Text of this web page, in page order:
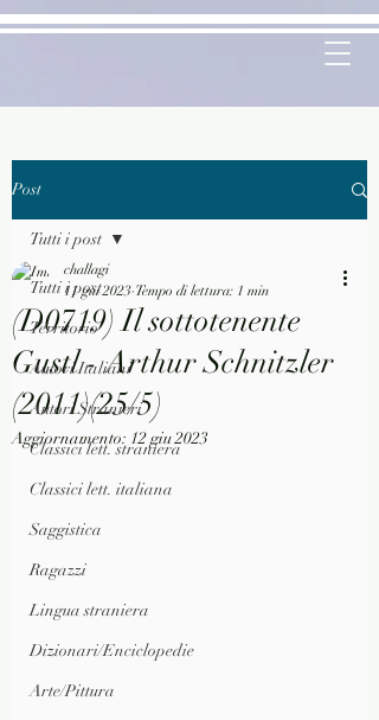
Post
Tutti i post
Territorio
Autori Italiani
Autori Stranieri
Classici lett. straniera
Classici lett. italiana
Saggistica
Ragazzi
Lingua straniera
Dizionari/Enciclopedie
Arte/Pittura
Tutti i post
(D0719) Il sottotenente
Gustl - Arthur Schnitzler
(2011)(25/5)
challagi
11 giu 2023 Tempo di lettura: 1 min
Aggiornamento: 12 giu 2023